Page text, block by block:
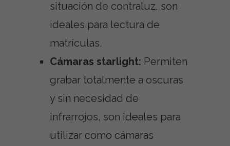
situación de contraluz, son
ideales para lectura de
matrículas.
Cámaras starlight: Permiten
grabar totalmente a oscuras
y sin necesidad de
infrarrojos, son ideales para
utilizar como cámaras